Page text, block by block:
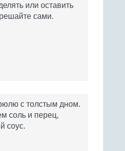
или оставить
сами.
с толстым дном.
соль и перец,
соус.